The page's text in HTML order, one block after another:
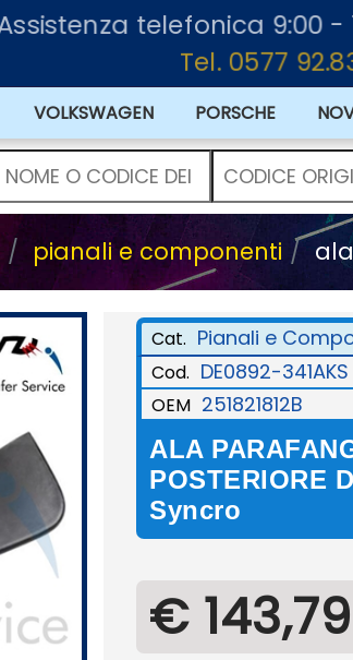
Assistenza telefonica 9:00 -
Tel. 0577
VOLKSWAGEN PORSCHE
pianali e componenti
Cat. Pianali e
Cod. DE0892-341AKS
OEM 251821812B
ALA
POSTERIORE
Syncro
€ 143,79